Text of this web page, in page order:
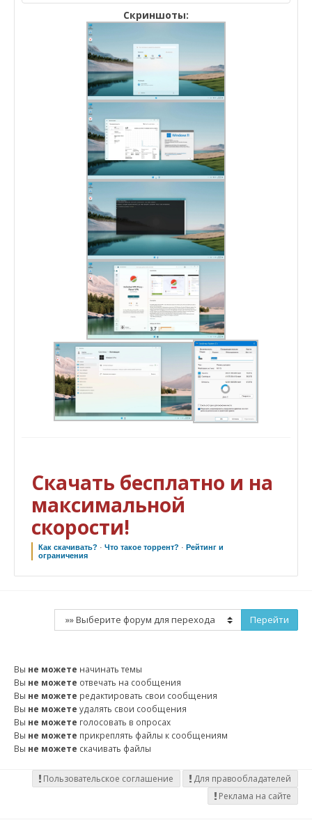
Скриншоты:
Скачать бесплатно и на
максимальной
скорости!
Как скачивать? ·Что такое торрент? ·Рейтинг и
ограничения
Вы не можете начинать темы
Вы не можете отвечать на сообщения
Вы не можете редактировать свои сообщения
Вы не можете удалять свои сообщения
Вы не можете голосовать в опросах
Вы не можете прикреплять файлы к сообщениям
Вы не можете скачивать файлы
Пользовательское соглашение
Для правообладателей
Реклама на сайте